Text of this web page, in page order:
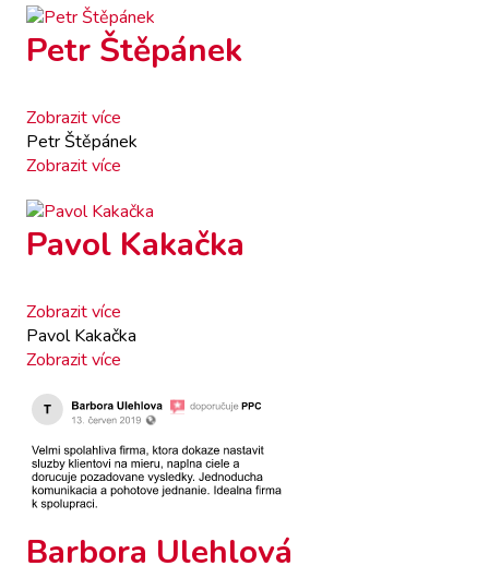
Petr Štěpánek
Zobrazit více
Petr Štěpánek
Zobrazit více
Pavol Kakačka
Zobrazit více
Pavol Kakačka
Zobrazit více
Barbora Ulehlová